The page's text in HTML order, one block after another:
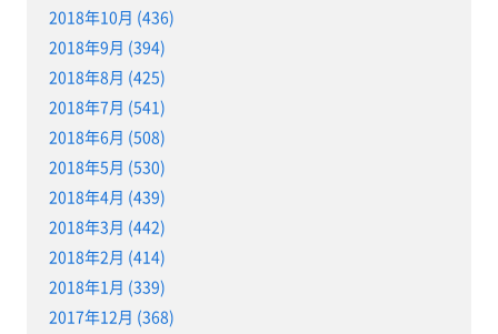
2018年10月 (436)
2018年9月 (394)
2018年8月 (425)
2018年7月 (541)
2018年6月 (508)
2018年5月 (530)
2018年4月 (439)
2018年3月 (442)
2018年2月 (414)
2018年1月 (339)
2017年12月 (368)